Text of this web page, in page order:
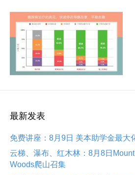
最新发表
免费讲座：8月9日 美本助学金最大
云梯、瀑布、红木林：8月8日
Woods爬山召集